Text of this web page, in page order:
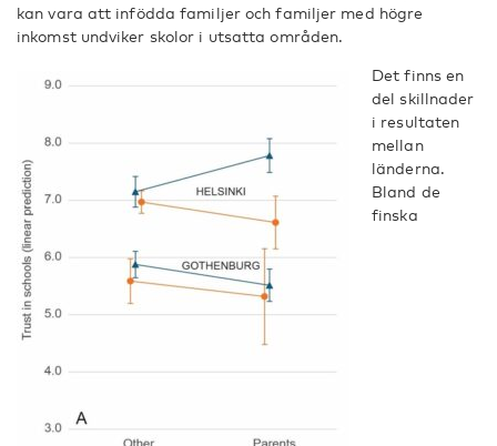
kan vara att infödda familjer och familjer med högre
inkomst undviker skolor i utsatta områden.
Det finns en
del skillnader
i resultaten
mellan
länderna.
Bland de
finska